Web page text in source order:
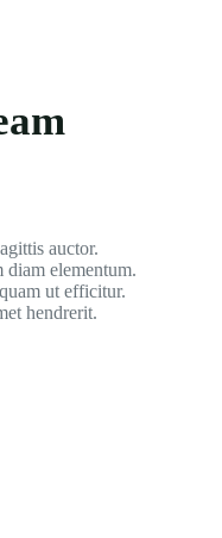
auctor.
diam elementum.
ut efficitur.
hendrerit.